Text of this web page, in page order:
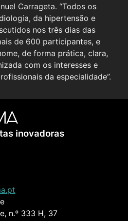
Carrageta. “Todos os
da hipertensão e
nos três dias das
de 600 participantes, e
de forma prática, clara,
com os interesses e
da especialidade”.
inovadoras
n.º 333 H, 37